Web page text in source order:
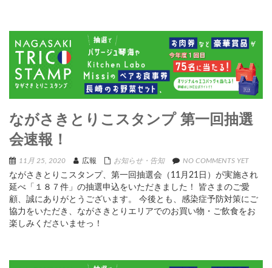
ながさきとりこスタンプ 第一回抽選
会速報！
11月 25, 2020 広報 お知らせ・告知 NO COMMENTS YET
ながさきとりこスタンプ、第一回抽選会（11月21日）が実施され
延べ「１８７件」の抽選申込をいただきました！ 皆さまのご愛
顧、誠にありがとうございます。 今後とも、感染症予防対策にご
協力をいただき、ながさきとりエリアでのお買い物・ご飲食をお
楽しみくださいませっ！